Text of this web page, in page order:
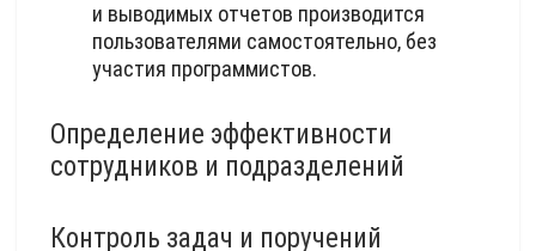
и выводимых отчетов производится
пользователями самостоятельно, без
участия программистов.
Определение эффективности
сотрудников и подразделений
Контроль задач и поручений